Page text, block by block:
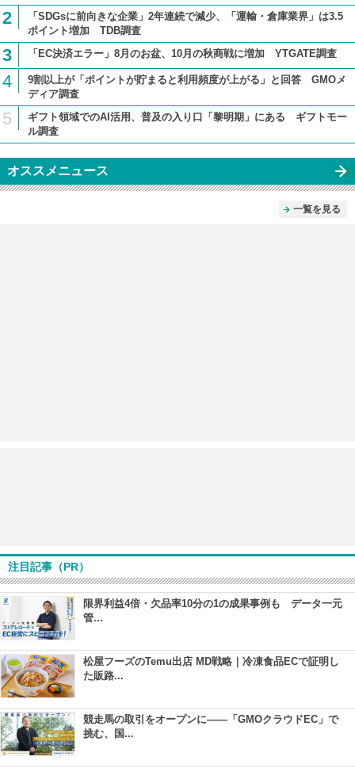
2
「SDGsに前向きな企業」2年連続で減少、「運輸・倉庫業界」は3.5
ポイント増加 TDB調査
3 「EC決済エラー」8月のお盆、10月の秋商戦に増加 YTGATE調査
4
9割以上が「ポイントが貯まると利用頻度が上がる」と回答 GMOメ
ディア調査
5
ギフト領域でのAI活用、普及の入り口「黎明期」にある ギフトモー
ル調査
オススメニュース
一覧を見る
注目記事（PR）
限界利益4倍・欠品率10分の1の成果事例も データ一元
管...
松屋フーズのTemu出店 MD戦略｜冷凍食品ECで証明し
た販路...
競走馬の取引をオープンに――「GMOクラウドEC」で
挑む、国...